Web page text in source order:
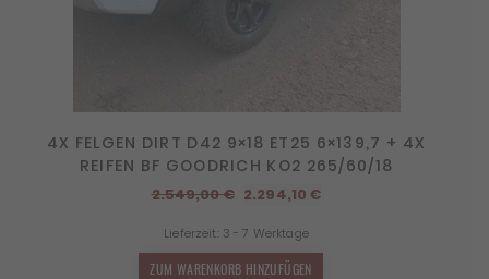
4X FELGEN DIRT D42 9×18 ET25 6×139,7 + 4X
REIFEN BF GOODRICH KO2 265/60/18
2.549,00€ Ursprünglicher
war:
2.549,00 €
2.294,10€Aktueller
Lieferzeit: 3 - 7 Werktage
ZUM WARENKORB HINZUFÜGEN